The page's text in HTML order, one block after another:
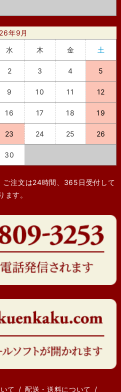
年9月
水 木 金 土
2 3 4 5
9 10 11 12
16 17 18 19
23 24 25 26
30
ご注文は24時間、365日受付して
ます。
て 配送・送料について